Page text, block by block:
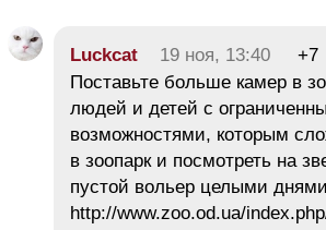
Luckcat 19 ноя, 13:40
+7
Поставьте больше камер в
людей и детей с
возможностями, которым
в зоопарк и посмотреть на
пустой вольер целыми
http://www.zoo.od.ua/